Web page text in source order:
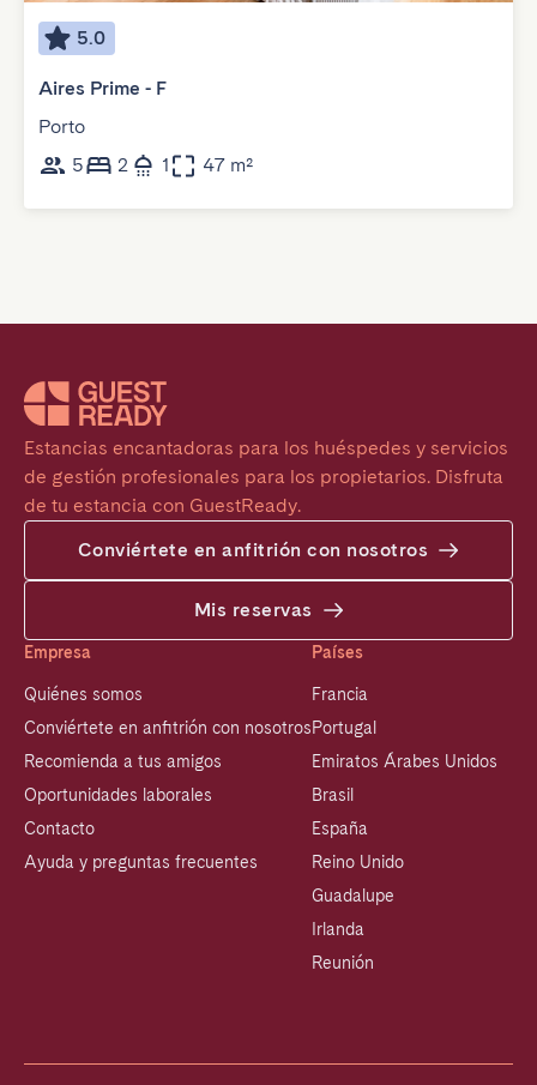
5.0
Aires Prime - F
Porto
5
2 1 47 m²
Estancias encantadoras para los huéspedes y servicios
de gestión profesionales para los propietarios. Disfruta
de tu estancia con GuestReady.
Conviértete en anfitrión con nosotros
Mis reservas
Empresa
Quiénes somos
Conviértete en anfitrión con nosotros
Recomienda a tus amigos
Oportunidades laborales
Contacto
Ayuda y preguntas frecuentes
Países
Francia
Portugal
Emiratos Árabes Unidos
Brasil
España
Reino Unido
Guadalupe
Irlanda
Reunión